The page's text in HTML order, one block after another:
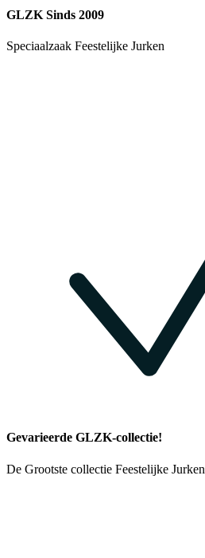
GLZK Sinds 2009
Speciaalzaak Feestelijke Jurken
Gevarieerde GLZK-collectie!
De Grootste collectie Feestelijke Jurken